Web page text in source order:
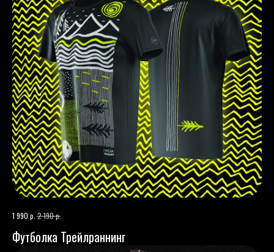
1 990 р. 2 190р.
Футболка Трейлраннинг